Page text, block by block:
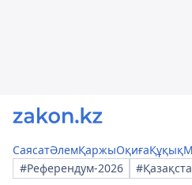
СаясатӘлемҚаржыОқиғаҚұқық
#Референдум-2026